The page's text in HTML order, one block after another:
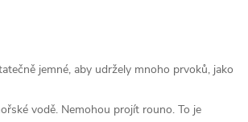
jemné, aby udržely mnoho prvoků, jako
vodě. Nemohou projít rouno. To je